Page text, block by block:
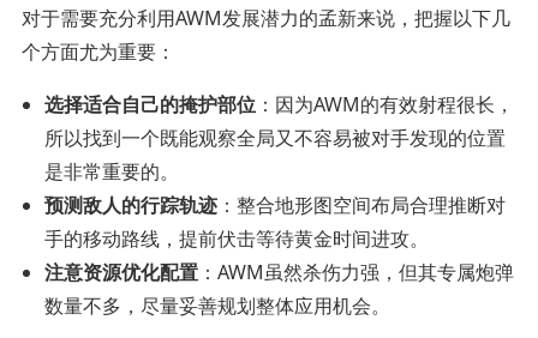
对于需要充分利用AWM发展潜力的孟新来说，把握以下几
个方面尤为重要：
选择适合自己的掩护部位 ：因为AWM的有效射程很长，
所以找到一个既能观察全局又不容易被对手发现的位置
是非常重要的。
预测敌人的行踪轨迹 ：整合地形图空间布局合理推断对
手的移动路线，提前伏击等待黄金时间进攻。
注意资源优化配置 ：AWM虽然杀伤力强，但其专属炮弹
数量不多，尽量妥善规划整体应用机会。